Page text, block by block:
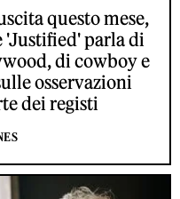
questo mese,
'Justified' parla di
di cowboy e
osservazioni
dei registi